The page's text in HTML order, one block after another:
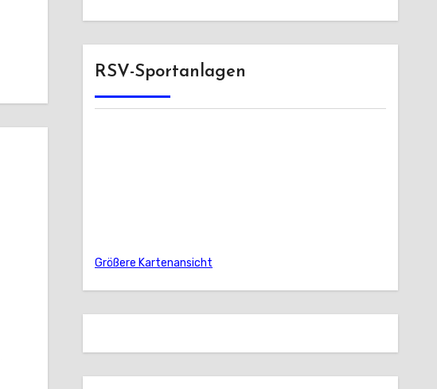
RSV-Sportanlagen
Größere Kartenansicht